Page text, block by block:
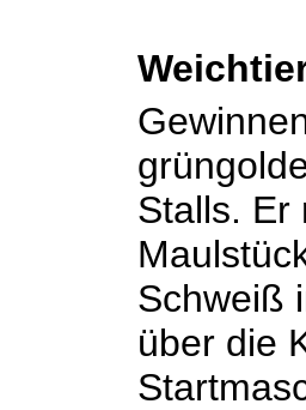
Stalls. Er
Schweiß
über die